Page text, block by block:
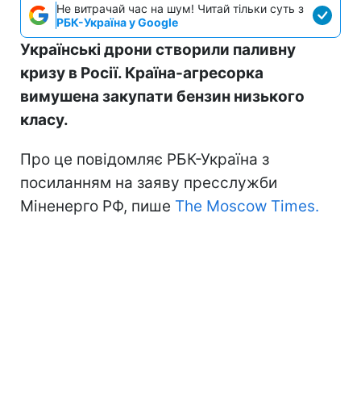
Не витрачай час на шум! Читай тільки суть з
РБК-Україна у Google
Українські дрони створили паливну
кризу в Росії. Країна-агресорка
вимушена закупати бензин низького
класу.
Про це повідомляє РБК-Україна з
посиланням на заяву пресслужби
Міненерго РФ, пише The Moscow Times.